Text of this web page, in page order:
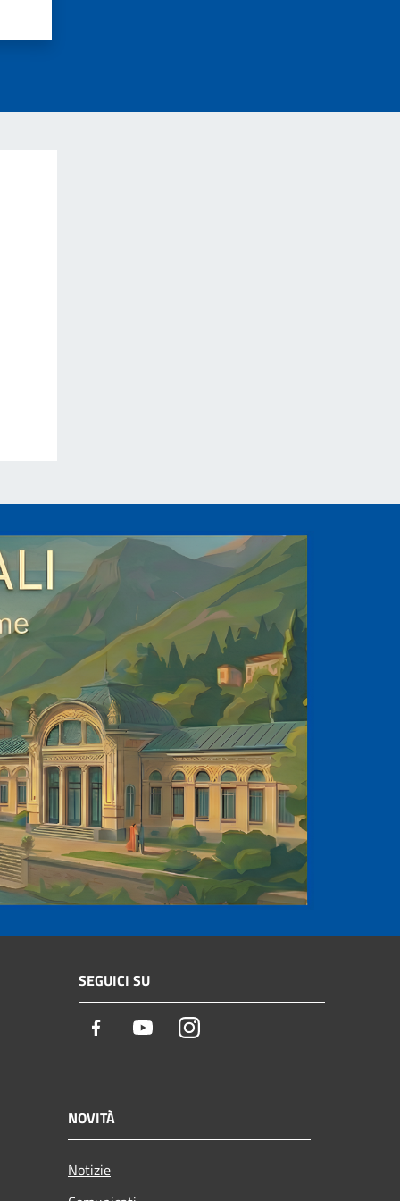
SEGUICI SU
Facebook YoutubeInstagram
NOVITÀ
Notizie